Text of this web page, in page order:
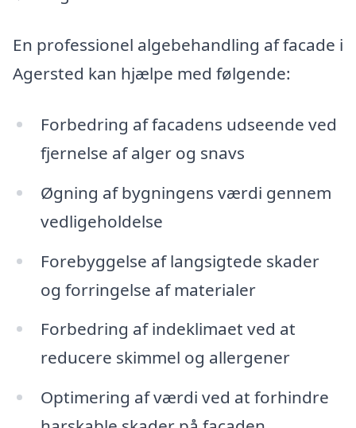
En professionel algebehandling af facade i
Agersted kan hjælpe med følgende:
Forbedring af facadens udseende ved
fjernelse af alger og snavs
Øgning af bygningens værdi gennem
vedligeholdelse
Forebyggelse af langsigtede skader
og forringelse af materialer
Forbedring af indeklimaet ved at
reducere skimmel og allergener
Optimering af værdi ved at forhindre